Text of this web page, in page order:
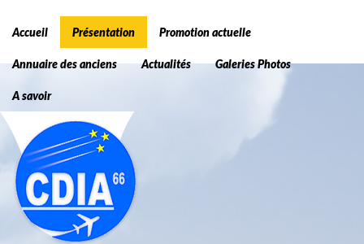
Accueil Présentation Promotion actuelle
Annuaire des anciens Actualités Galeries Photos
A savoir